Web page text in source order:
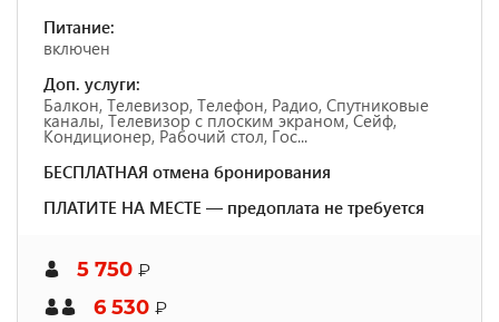
Питание:
включен
Доп. услуги:
Балкон, Телевизор, Телефон, Радио, Спутниковые
каналы, Телевизор с плоским экраном, Сейф,
Кондиционер, Рабочий стол, Гос...
БЕСПЛАТНАЯ отмена бронирования
ПЛАТИТЕ НА МЕСТЕ — предоплата не требуется
5 750 ₽
6 530 ₽